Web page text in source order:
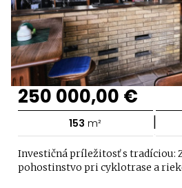
250 000,00 €
153 m² |
Investičná príležitosť s tradíciou:
pohostinstvo pri cyklotrase a